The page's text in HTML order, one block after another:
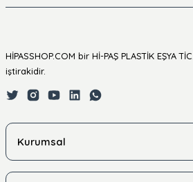
HİPASSHOP.COM bir Hİ-PAŞ PLASTİK EŞYA
iştirakidir.
Kurumsal